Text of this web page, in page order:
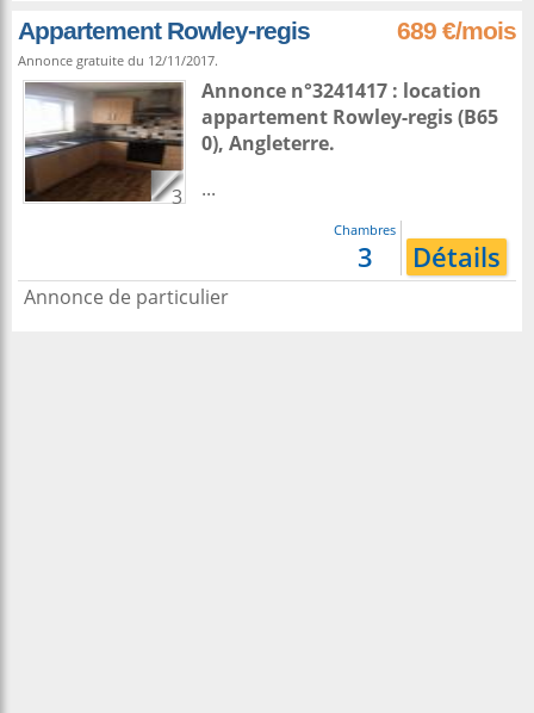
Appartement Rowley-regis 689 €/mois
Annonce gratuite du 12/11/2017.
3
Annonce n°3241417 : location
appartement Rowley-regis(B65
0), Angleterre.
...
Chambres
3 Détails
Annonce de particulier